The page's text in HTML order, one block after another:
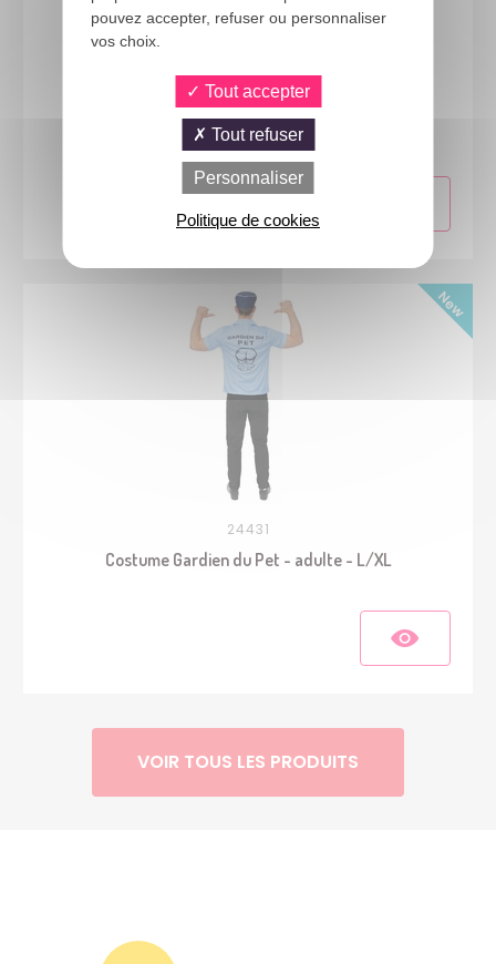
44266
Costume spectre - adulte - L/XL
24431
Costume Gardien du Pet - adulte - L/XL
VOIR TOUS LES PRODUITS
pouvez accepter, refuser ou personnaliser
vos choix.
Tout accepter
Tout refuser
Personnaliser
Politique de cookies